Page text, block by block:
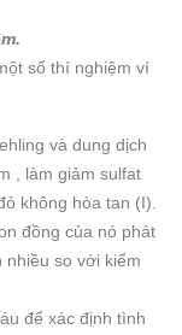
số thí nghiệm ví
và dung dịch
, làm giảm sulfat
không hòa tan (I).
đồng của nó phát
nhiều so với kiểm
để xác định tình